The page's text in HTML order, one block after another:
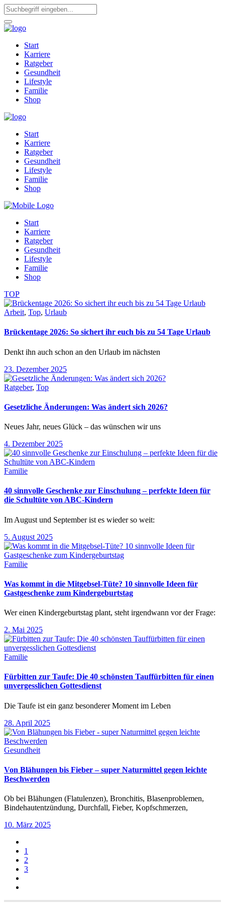
Start
Karriere
Ratgeber
Gesundheit
Lifestyle
Familie
Shop
Start
Karriere
Ratgeber
Gesundheit
Lifestyle
Familie
Shop
Start
Karriere
Ratgeber
Gesundheit
Lifestyle
Familie
Shop
TOP
Arbeit, Top, Urlaub
Brückentage 2026: So sichert ihr euch bis zu 54 Tage Urlaub
Denkt ihn auch schon an den Urlaub im nächsten
23. Dezember 2025
Ratgeber, Top
Gesetzliche Änderungen: Was ändert sich 2026?
Neues Jahr, neues Glück – das wünschen wir uns
4. Dezember 2025
Familie
40 sinnvolle Geschenke zur Einschulung – perfekte Ideen für
die Schultüte von ABC-Kindern
Im August und September ist es wieder so weit:
5. August 2025
Familie
Was kommt in die Mitgebsel-Tüte? 10 sinnvolle Ideen für
Gastgeschenke zum Kindergeburtstag
Wer einen Kindergeburtstag plant, steht irgendwann vor der Frage:
2. Mai 2025
Familie
Fürbitten zur Taufe: Die 40 schönsten Tauffürbitten für einen
unvergesslichen Gottesdienst
Die Taufe ist ein ganz besonderer Moment im Leben
28. April 2025
Gesundheit
Von Blähungen bis Fieber – super Naturmittel gegen leichte
Beschwerden
Ob bei Blähungen (Flatulenzen), Bronchitis, Blasenproblemen,
Bindehautentzündung, Durchfall, Fieber, Kopfschmerzen,
10. März 2025
1
2
3